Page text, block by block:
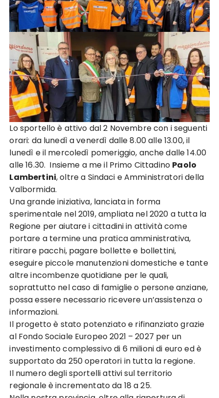
Lo sportello è attivo dal 2 Novembre con i seguenti
orari: da lunedì a venerdì dalle 8.00 alle 13.00, il
lunedì e il mercoledì pomeriggio, anche dalle 14.00
alle 16.30. Insieme a me il Primo Cittadino Paolo
Lambertini, oltre a Sindaci e Amministratori della
Valbormida.
Una grande iniziativa, lanciata in forma
sperimentale nel 2019, ampliata nel 2020 a tutta la
Regione per aiutare i cittadini in attività come
portare a termine una pratica amministrativa,
ritirare pacchi, pagare bollette e bollettini,
eseguire piccole manutenzioni domestiche e tante
altre incombenze quotidiane per le quali,
soprattutto nel caso di famiglie o persone anziane,
possa essere necessario ricevere un’assistenza o
informazioni.
Il progetto è stato potenziato e rifinanziato grazie
al Fondo Sociale Europeo 2021 – 2027 per un
investimento complessivo di 6 milioni di euro ed è
supportato da 250 operatori in tutta la regione.
Il numero degli sportelli attivi sul territorio
regionale è incrementato da 18 a 25.